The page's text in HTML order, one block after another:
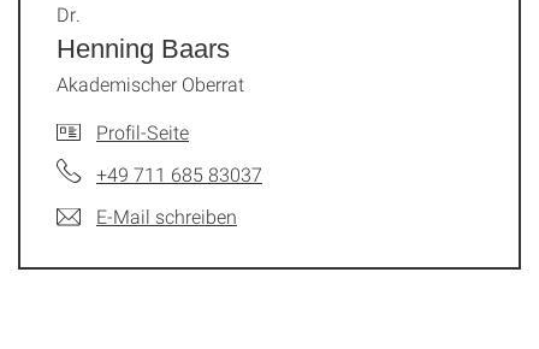
Henning Baars
Dr.
Akademischer Oberrat
Profil-Seite
+49 711 685 83037
E-Mail schreiben